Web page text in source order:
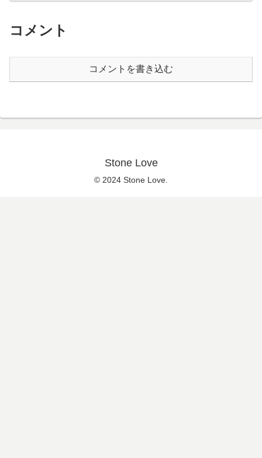
コメント
コメントを書き込む
Stone Love
© 2024 Stone Love.